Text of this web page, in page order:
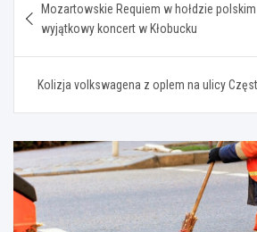
wpisu
Mozartowskie Requiem w hołdzie
wyjątkowy koncert w Kłobucku
Kolizja volkswagena z oplem na ulicy